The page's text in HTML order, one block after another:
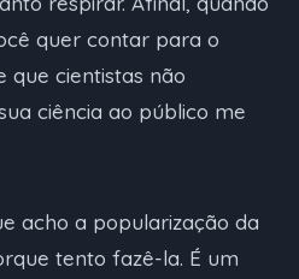
quer contar para o
que cientistas não
ciência ao público me
acho a popularização da
tento fazê-la. É um